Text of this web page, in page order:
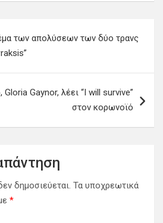
των απολύσεων των δύο τρανς
Gloria Gaynor, λέει “I will survive”
στον κορωνοϊό
δημοσιεύεται. Τα υποχρεωτικά
*